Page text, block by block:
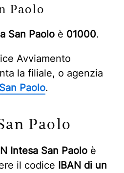
Paolo
San Paolo è 01000.
Avviamento
la filiale, o agenzia
Paolo.
Paolo
Intesa San Paolo è
il codice IBAN di un